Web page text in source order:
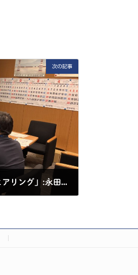
次の記事
「障がい者の就労及び工賃向上について厚労省とヒアリング」:永田町